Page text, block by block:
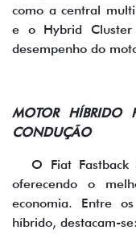
como a central
e o Hybrid
desempenho do
MOTOR HÍBRIDO
CONDUÇÃO
O Fiat
oferecendo o
economia. Entre
híbrido, destacam-se: